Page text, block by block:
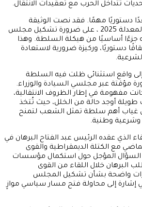
تتداخل الحرب مع تعقيدات الانتقال.
دستوريًا مهمًا. فقد نصت الوثيقة
الدستورية لعام 2019، المعدلة 2025 ، على ضرورة تشكيل مجلس
جزءًا أساسيًا من هيكلة السلطة. وهذا
دستوريًا، وركيزة ضرورية لاستعادة
إلى واقع استثنائي ظلت فيه السلطة
مؤقتة عبر مجلسي السيادة والوزراء.
مفهومة في إطار الظروف الانتقالية،
طويلة أوجد حالة من الخلل، حيث تُتخذ
غياب أهم سلطة تمثل الشعب لتمنح
وشرعية وطنية.
الذي عقده الرئيس عبد الفتاح البرهان في
مع الكتلة الديمقراطية والقوى
السؤال المؤجل حول استكمال مؤسسات
البرهان خلال اللقاء من القوى
واضحة بشأن تشكيل المجلس
إشارة إلى محاولة فتح مسار سياسي موازٍ